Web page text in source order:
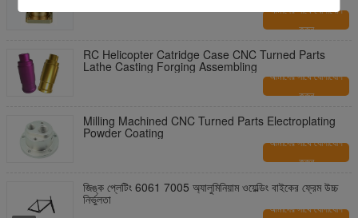
আমাদের সাথে যোগাযোগ
করুন
RC Helicopter Catridge Case CNC Turned Parts
Lathe Casting Forging Assembling
আমাদের সাথে যোগাযোগ
করুন
Milling Machined CNC Turned Parts Electroplating
Powder Coating
আমাদের সাথে যোগাযোগ
করুন
জিঙ্ক প্লেটিং 6061 7005 অ্যালুমিনিয়াম ওয়েল্ডিং বাইকের ফ্রেম উচ্চ
নির্ভুলতা
আমাদের সাথে যোগাযোগ